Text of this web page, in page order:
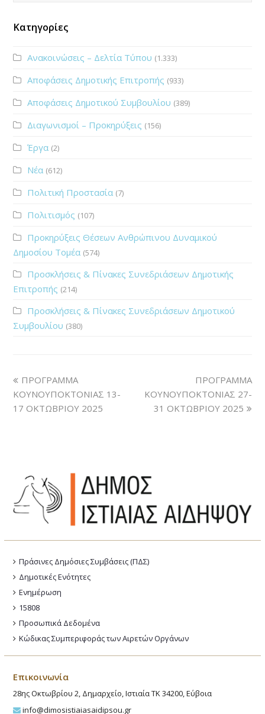
Κατηγορίες
Ανακοινώσεις – Δελτία Τύπου (1.333)
Αποφάσεις Δημοτικής Επιτροπής (933)
Αποφάσεις Δημοτικού Συμβουλίου (389)
Διαγωνισμοί – Προκηρύξεις (156)
Έργα (2)
Νέα (612)
Πολιτική Προστασία (7)
Πολιτισμός (107)
Προκηρύξεις Θέσεων Ανθρώπινου Δυναμικού
Δημοσίου Τομέα (574)
Προσκλήσεις & Πίνακες Συνεδριάσεων Δημοτικής
Επιτροπής (214)
Προσκλήσεις & Πίνακες Συνεδριάσεων Δημοτικού
Συμβουλίου (380)
ΠΡΟΓΡΑΜΜΑ
ΚΟΥΝΟΥΠΟΚΤΟΝΙΑΣ 13-
17 ΟΚΤΩΒΡΙΟΥ 2025
ΠΡΟΓΡΑΜΜΑ
ΚΟΥΝΟΥΠΟΚΤΟΝΙΑΣ 27-
31 ΟΚΤΩΒΡΙΟΥ 2025
Πράσινες Δημόσιες Συμβάσεις (ΠΔΣ)
Δημοτικές Ενότητες
Ενημέρωση
15808
Προσωπικά Δεδομένα
Κώδικας Συμπεριφοράς των Αιρετών Οργάνων
Επικοινωνία
28ης Οκτωβρίου 2, Δημαρχείο, Ιστιαία ΤΚ 34200, Εύβοια
info@dimosistiaiasaidipsou.gr